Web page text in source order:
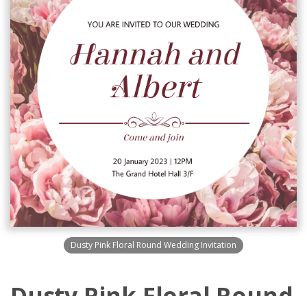
Dusty Pink Floral Round Wedding Invitation